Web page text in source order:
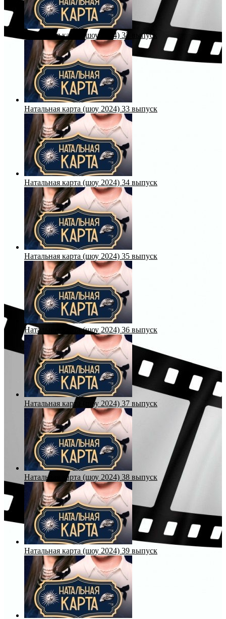
Натальная карта (шоу 2024) 32 выпуск
Натальная карта (шоу 2024) 33 выпуск
Натальная карта (шоу 2024) 34 выпуск
Натальная карта (шоу 2024) 35 выпуск
Натальная карта (шоу 2024) 36 выпуск
Натальная карта (шоу 2024) 37 выпуск
Натальная карта (шоу 2024) 38 выпуск
Натальная карта (шоу 2024) 39 выпуск